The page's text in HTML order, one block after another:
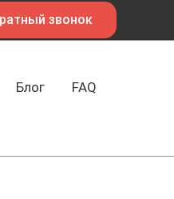
звонок
Блог
FAQ